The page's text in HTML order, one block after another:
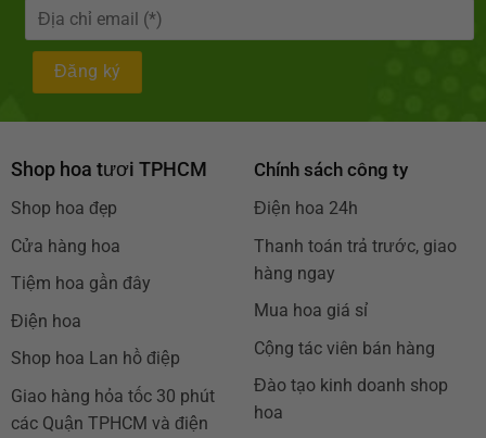
Shop hoa tươi TPHCM
Shop hoa đẹp
Cửa hàng hoa
Tiệm hoa gần đây
Điện hoa
Shop hoa Lan hồ điệp
Giao hàng hỏa tốc 30 phút
các Quận TPHCM và điện
Chính sách công ty
Điện hoa 24h
Thanh toán trả trước, giao
hàng ngay
Mua hoa giá sỉ
Cộng tác viên bán hàng
Đào tạo kinh doanh shop
hoa